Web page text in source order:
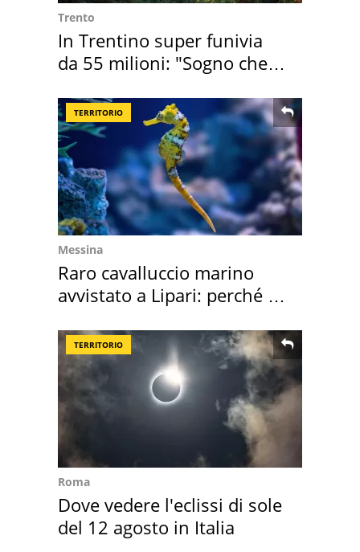
Trento
In Trentino super funivia
da 55 milioni: "Sogno che si
TERRITORIO
Messina
Raro cavalluccio marino
avvistato a Lipari: perché è
TERRITORIO
Roma
Dove vedere l'eclissi di sole
del 12 agosto in Italia